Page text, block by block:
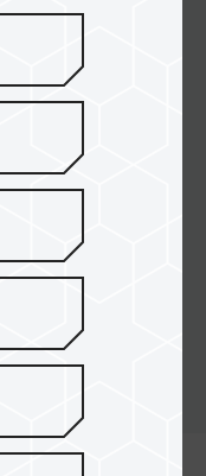
ワークステー
年度グッド
た AI技術ト